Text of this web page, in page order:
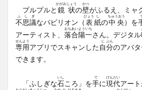
プルプルと 鏡
かがみ
状
じょう
の壁
かべ
がふるえ、ミャ
不
ふ
思
し
議
ぎ
なパビリオン（表
ひょう
紙
し
の中央
ちゅうおう
）を
アーティスト、 落
おち
合
あい
陽
よう
一
いち
さん。デジタル
専
せん
用
よう
アプリでスキャンした自
じ
分
ぶん
のアバタ
できます。
「ふしぎな石
いし
ころ」を手
て
に現
げん
代
だい
アー